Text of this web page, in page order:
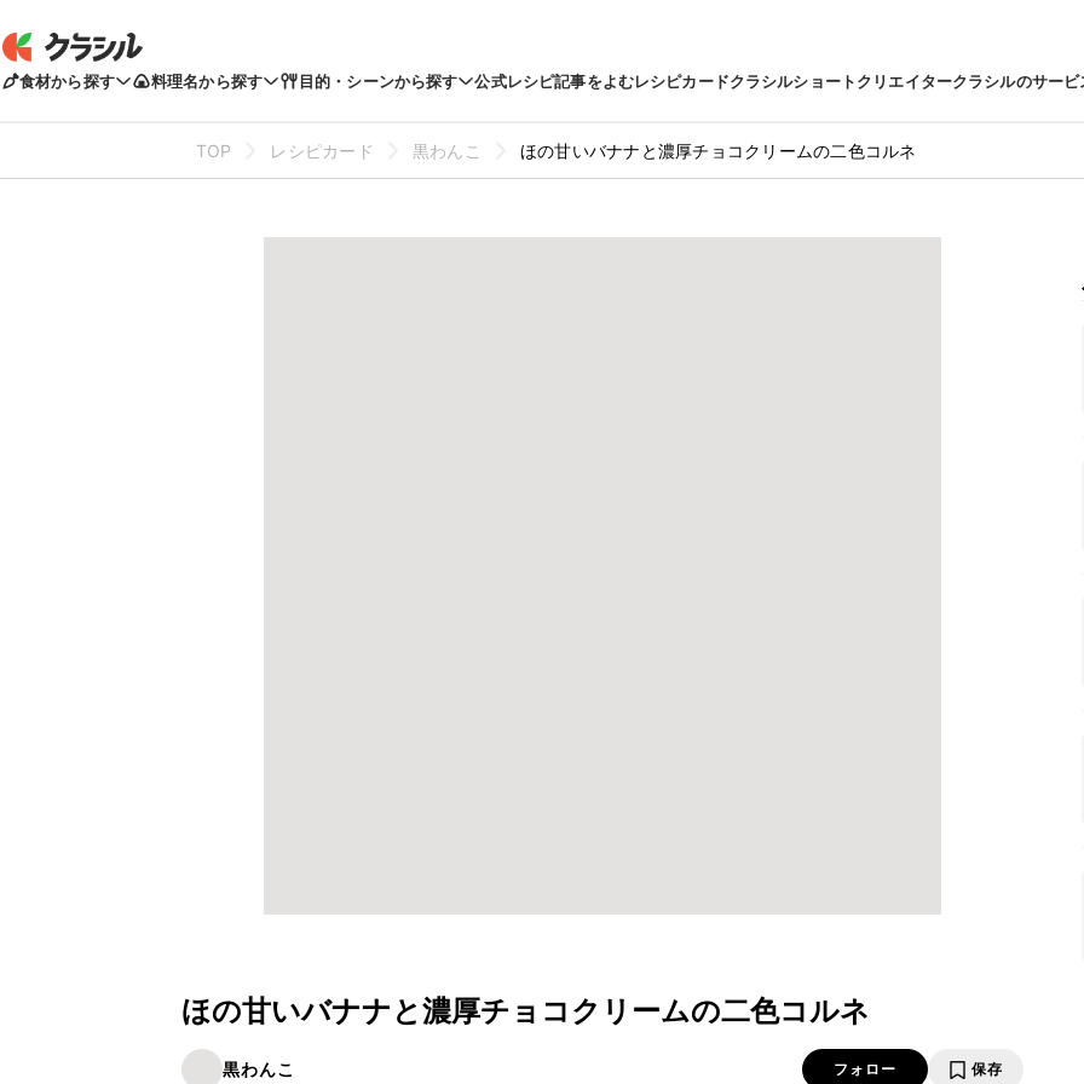
食材から探す 料理名から探す 目的・シーンから探す 公式レシピ記事をよむレシピカードクラシルショートクリエイタークラシルのサービ
TOP レシピカード 黒わんこ ほの甘いバナナと濃厚チョコクリームの二色コルネ
ほの甘いバナナと濃厚チョコクリームの二色コルネ
黒わんこ フォロー 保存